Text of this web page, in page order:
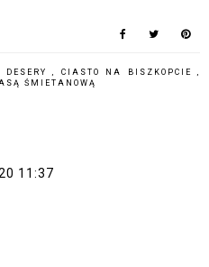
CIASTO NA BISZKOPCIE
ŚMIETANOWĄ
11:37